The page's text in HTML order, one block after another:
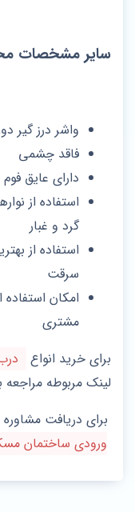
سایر مشخصات
واشر درز گیر
فاقد چشمی
دارای عایق فوم
استفاده از
گرد و غبار
استفاده از
سرقت
امکان
مشتری
برای خرید انواع
لینک مربوطه مراجعه
برای دریافت
ورودی ساختمان